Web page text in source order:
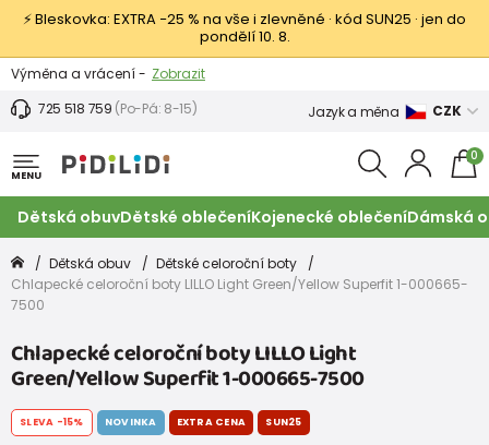
⚡ Bleskovka: EXTRA −25 % na vše i zlevněné · kód SUN25 · jen do
pondělí 10. 8.
Výměna a vrácení - Zobrazit
Sleva 100 Kč na první nákup -
725 518 759 (Po-Pá: 8-15) Jazyk a měna CZK
MENU
0
Dětská obuvDětské oblečeníKojenecké oblečeníDámská
Dětská obuv
Dětské celoroční boty
Chlapecké celoroční boty LILLO Light Green/Yellow Superfit 1-000665-
7500
Chlapecké celoroční boty LILLO Light
Green/Yellow Superfit 1-000665-7500
SLEVA -15% NOVINKA EXTRA CENA SUN25